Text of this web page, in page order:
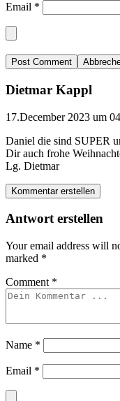
Email *
Dietmar Kappl
17.December 2023 um
Daniel die sind SUPER
Dir auch frohe
Lg. Dietmar
Kommentar erstellen
Antwort erstellen
Your email address will
marked *
Comment *
Name *
Email *